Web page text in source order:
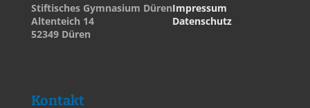
Stiftisches Gymnasium Düren
Altenteich 14
52349 Düren
Impressum
Datenschutz
Kontakt